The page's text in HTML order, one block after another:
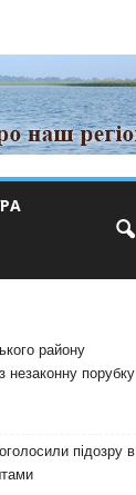
району
незаконну порубку
підозру в